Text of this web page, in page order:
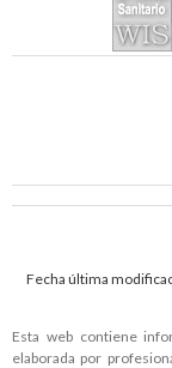
Fecha última
Esta web contiene
elaborada por